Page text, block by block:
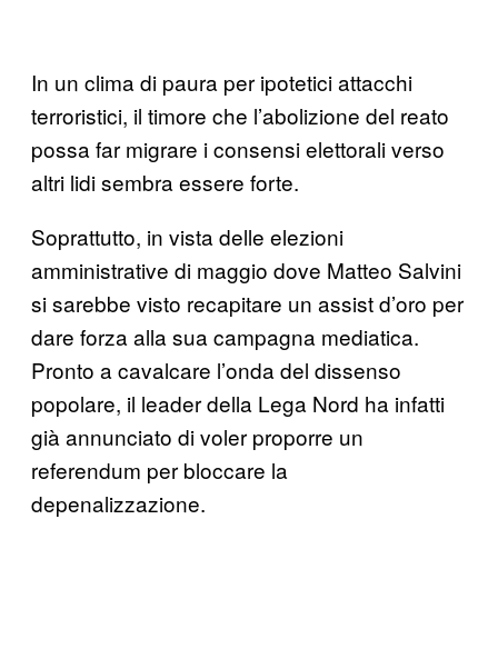
In un clima di paura per ipotetici attacchi
terroristici, il timore che l’abolizione del reato
possa far migrare i consensi elettorali verso
altri lidi sembra essere forte.
Soprattutto, in vista delle elezioni
amministrative di maggio dove Matteo Salvini
si sarebbe visto recapitare un assist d’oro per
dare forza alla sua campagna mediatica.
Pronto a cavalcare l’onda del dissenso
popolare, il leader della Lega Nord ha infatti
già annunciato di voler proporre un
referendum per bloccare la
depenalizzazione.